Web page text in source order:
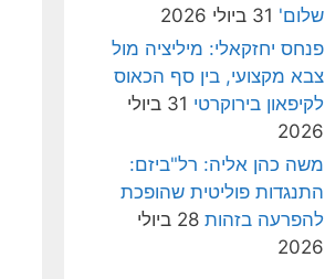
שלום' 31 ביולי 2026
פנחס יחזקאלי: מיליציה מול
צבא מקצועי, בין סף הכאוס
לקיפאון בירוקרטי
31 ביולי
2026
משה כהן אליה: רל"ביזם:
התנגדות פוליטית שהופכת
להפרעה בזהות
28 ביולי
2026